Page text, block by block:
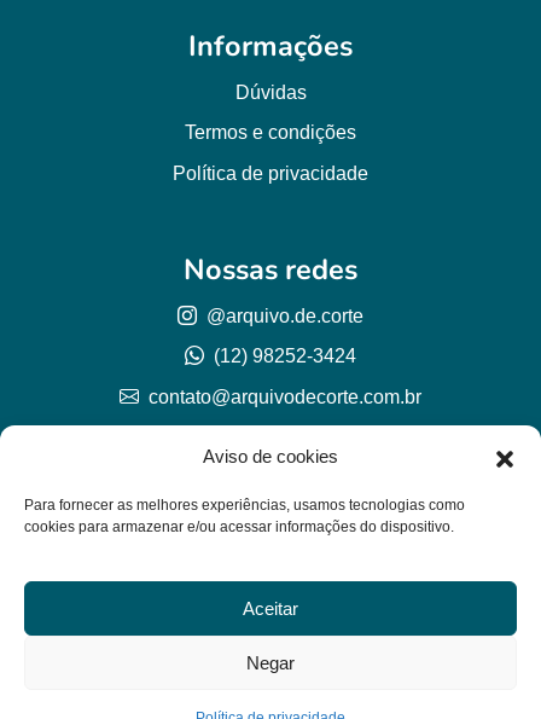
Aviso de cookies
Para fornecer as melhores experiências, usamos tecnologias como
cookies para armazenar e/ou acessar informações do dispositivo.
Aceitar
Negar
Informações
Dúvidas
Termos e condições
Política de privacidade
© Arquivo de corte 2026
CNPJ 57.978.789/0001-77
Lh Graphic Designer
Nossas redes
@arquivo.de.corte
(12) 98252-3424
contato@arquivodecorte.com.br